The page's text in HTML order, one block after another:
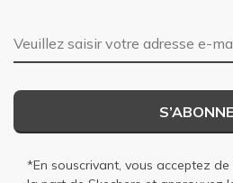
Adresse e-mail
*En souscrivant, vous acceptez